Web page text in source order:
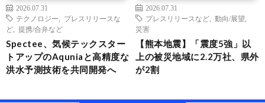
2026.07.31
テクノロジー
プレスリリースな
ど
提携/合弁など
Spectee、気候テックスター
トアップのAquniaと高精度な
洪水予測技術を共同開発へ
2026.07.31
プレスリリースなど
動向/展望
災害
【熊本地震】「震度5強」以
上の被災地域に2.2万社、県外
が2割